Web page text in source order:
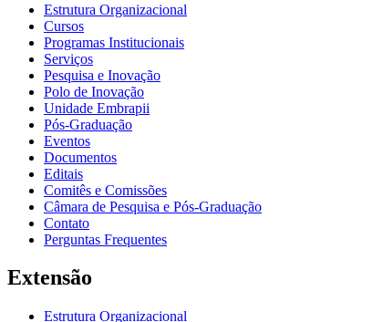
Estrutura Organizacional
Cursos
Programas Institucionais
Serviços
Pesquisa e Inovação
Polo de Inovação
Unidade Embrapii
Pós-Graduação
Eventos
Documentos
Editais
Comitês e Comissões
Câmara de Pesquisa e Pós-Graduação
Contato
Perguntas Frequentes
Extensão
Estrutura Organizacional